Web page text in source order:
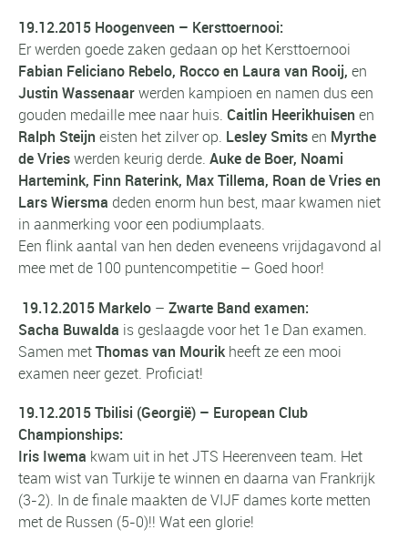
19.12.2015 Hoogenveen – Kersttoernooi:
Er werden goede zaken gedaan op het Kersttoernooi
Fabian Feliciano Rebelo, Rocco en Laura van Rooij, en
Justin Wassenaarwerden kampioen en namen dus een
gouden medaille mee naar huis. Caitlin Heerikhuisen en
Ralph Steijn eisten het zilver op. Lesley Smitsen Myrthe
de Vrieswerden keurig derde. Auke de Boer, Noami
Hartemink, Finn Raterink, Max Tillema, Roan de Vries en
Lars Wiersma deden enorm hun best, maar kwamen niet
in aanmerking voor een podiumplaats.
Een flink aantal van hen deden eveneens vrijdagavond al
mee met de 100 puntencompetitie – Goed hoor!
19.12.2015 Markelo – Zwarte Band examen:
Sacha Buwalda is geslaagde voor het 1e Dan examen.
Samen metThomas van Mourikheeft ze een mooi
examen neer gezet. Proficiat!
19.12.2015 Tbilisi (Georgië) – European Club
Championships:
Iris Iwema kwam uit in het JTS Heerenveen team. Het
team wist van Turkije te winnen en daarna van Frankrijk
(3-2). In de finale maakten de VIJF dames korte metten
met de Russen (5-0)!! Wat een glorie!